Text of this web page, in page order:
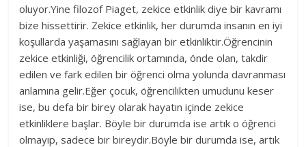
oluyor.Yine filozof Piaget, zekice etkinlik diye bir kavramı
bize hissettirir. Zekice etkinlik, her durumda insanın en iyi
koşullarda yaşamasını sağlayan bir etkinliktir.Öğrencinin
zekice etkinliği, öğrencilik ortamında, önde olan, takdir
edilen ve fark edilen bir öğrenci olma yolunda davranması
anlamına gelir.Eğer çocuk, öğrencilikten umudunu keser
ise, bu defa bir birey olarak hayatın içinde zekice
etkinliklere başlar. Böyle bir durumda ise artık o öğrenci
olmayıp, sadece bir bireydir.Böyle bir durumda ise, artık